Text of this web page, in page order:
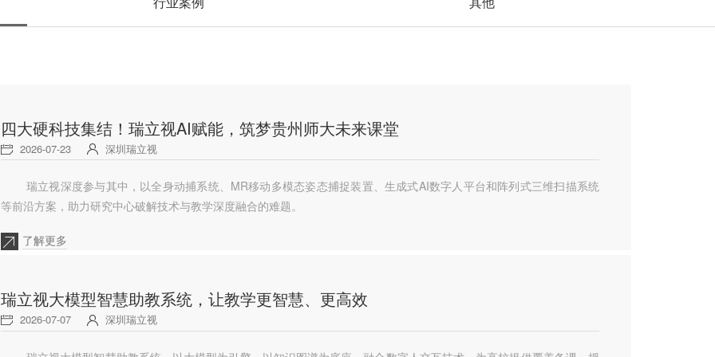
四大硬科技集结！瑞立视AI赋能，筑梦贵州师大未来课堂
2026-07-23 深圳瑞立视
瑞立视深度参与其中，以全身动捕系统、MR移动多模态姿态捕捉装置、生成式AI数字人平台和阵列式三维扫描系统
等前沿方案，助力研究中心破解技术与教学深度融合的难题。
了解更多
瑞立视大模型智慧助教系统，让教学更智慧、更高效
2026-07-07 深圳瑞立视